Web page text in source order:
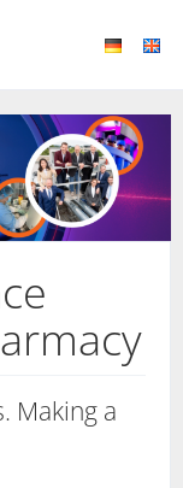
Making a